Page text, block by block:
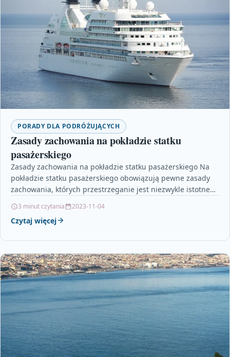
PORADY DLA PODRÓŻUJĄCYCH
Zasady zachowania na pokładzie statku
pasażerskiego
Zasady zachowania na pokładzie statku pasażerskiego Na
pokładzie statku pasażerskiego obowiązują pewne zasady
zachowania, których przestrzeganie jest niezwykle istotne
3 minut czytania 2023-11-04
Czytaj więcej